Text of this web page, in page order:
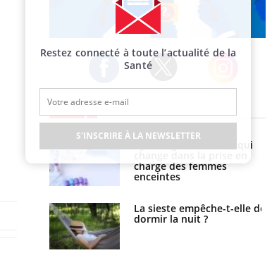
Facebook Twitter Instagram
EN DIRECT
Cytomégalovirus : ce qui
charge des femmes
enceintes
La sieste empêche-t-elle de
dormir la nuit ?
Restez connecté à toute l’actualité de la
Santé
S'INSCRIRE À LA NEWSLETTER